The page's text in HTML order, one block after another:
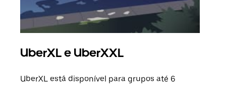
UberXL e UberXXL
UberXL está disponível para grupos até 6